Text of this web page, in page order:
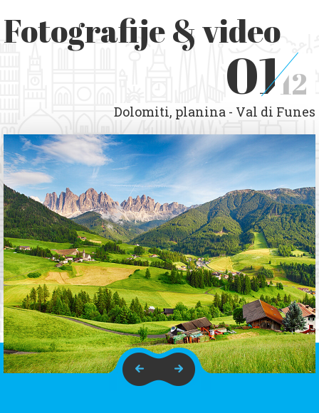
Fotografije & video
0112
Dolomiti, planina - Val di Funes